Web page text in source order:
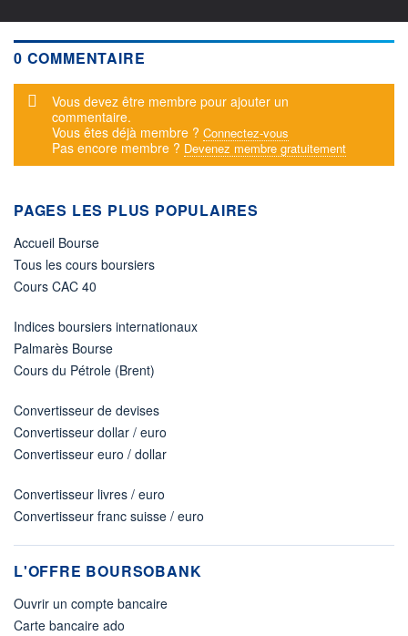
0 COMMENTAIRE
Message d'alerte
Vous devez être membre pour ajouter un
commentaire.
Vous êtes déjà membre ? Connectez-vous
Pas encore membre ? Devenez membre gratuitement
PAGES LES PLUS POPULAIRES
Accueil Bourse
Tous les cours boursiers
Cours CAC 40
Indices boursiers internationaux
Palmarès Bourse
Cours du Pétrole (Brent)
Convertisseur de devises
Convertisseur dollar / euro
Convertisseur euro / dollar
Convertisseur livres / euro
Convertisseur franc suisse / euro
L'OFFRE BOURSOBANK
Ouvrir un compte bancaire
Carte bancaire ado